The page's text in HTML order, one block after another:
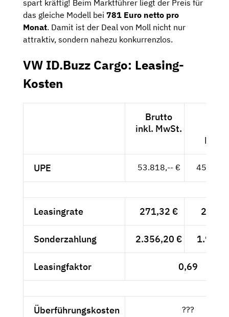
spart kräftig! Beim Marktführer liegt der Preis für
das gleiche Modell bei 781 Euro netto pro
Monat. Damit ist der Deal von Moll nicht nur
attraktiv, sondern nahezu konkurrenzlos.
VW ID.Buzz Cargo: Leasing-
Kosten
Brutto
inkl. MwSt.
UPE 53.818,-- €
Leasingrate 271,32 € 228,--
Sonderzahlung 2.356,20 €
Leasingfaktor 0,69
Überführungskosten ???